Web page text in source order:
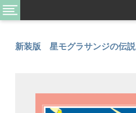
新装版 星モグラサンジの伝説